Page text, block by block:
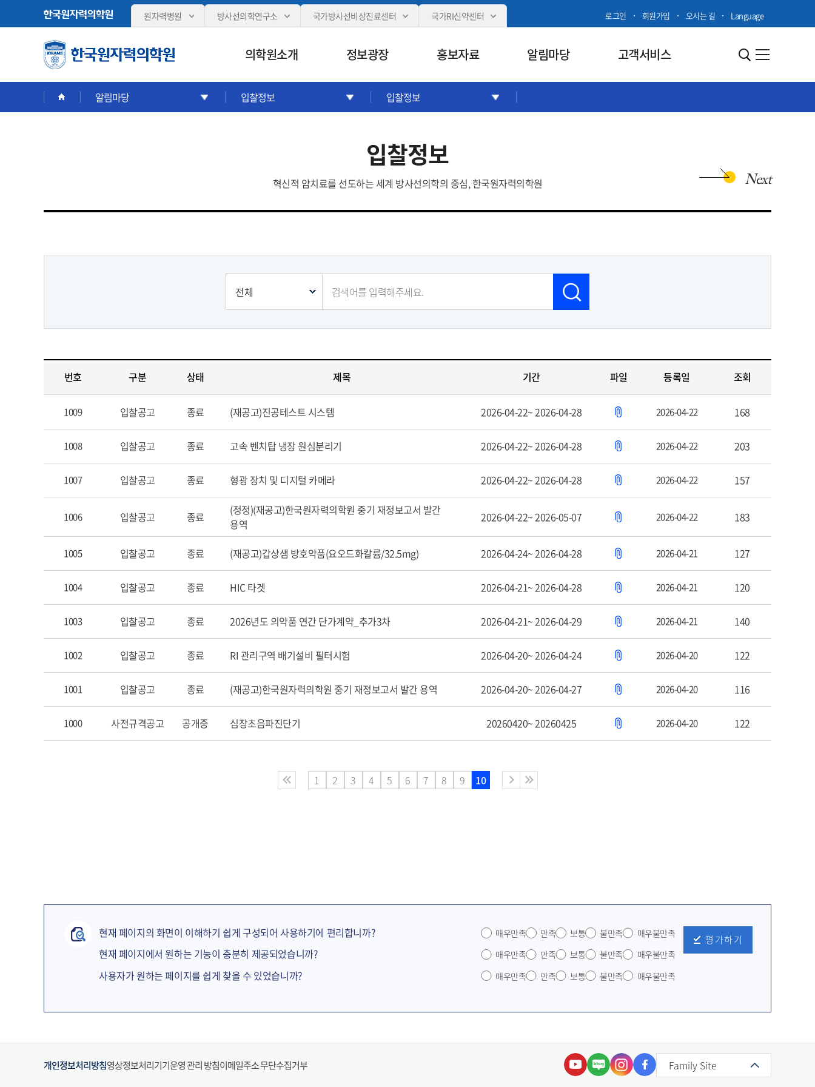
본문으로 가기
주메뉴로 가기
카피라이트로 가기
원자력병원 방사선의학연구소 국가방사선비상진료센터 국가RI신약센터 로그인 회원가입 오시는 길 Language
의학원소개 정보광장 홍보자료 알림마당 고객서비스
알림마당 입찰정보 입찰정보
입찰정보
혁신적 암치료를 선도하는 세계 방사선의학의 중심, 한국원자력의학원 Next
번호 구분 상태 제목 기간 파일 등록일 조회
1009 입찰공고 종료 (재공고)진공테스트 시스템 2026-04-22~2026-04-28 2026-04-22 168
1008 입찰공고 종료 고속 벤치탑 냉장 원심분리기 2026-04-22~2026-04-28 2026-04-22 203
1007 입찰공고 종료 형광 장치 및 디지털 카메라 2026-04-22~2026-04-28 2026-04-22 157
1006 입찰공고 종료
(정정)(재공고)한국원자력의학원 중기 재정보고서 발간
용역
2026-04-22~2026-05-07 2026-04-22 183
1005 입찰공고 종료 (재공고)갑상샘 방호약품(요오드화칼륨/32.5mg) 2026-04-24~2026-04-28 2026-04-21 127
1004 입찰공고 종료 HIC 타겟 2026-04-21~2026-04-28 2026-04-21 120
1003 입찰공고 종료 2026년도 의약품 연간 단가계약_추가3차 2026-04-21~2026-04-29 2026-04-21 140
1002 입찰공고 종료 RI 관리구역 배기설비 필터시험 2026-04-20~2026-04-24 2026-04-20 122
1001 입찰공고 종료 (재공고)한국원자력의학원 중기 재정보고서 발간 용역 2026-04-20~2026-04-27 2026-04-20 116
1000 사전규격공고 공개중 심장초음파진단기 20260420~20260425 2026-04-20 122
1 2 3 4 5 6 7 8 9 10
현재 페이지의 화면이 이해하기 쉽게 구성되어 사용하기에 편리합니까? 매우만족 만족 보통 불만족 매우불만족
현재 페이지에서 원하는 기능이 충분히 제공되었습니까? 매우만족 만족 보통 불만족 매우불만족
사용자가 원하는 페이지를 쉽게 찾을 수 있었습니까? 매우만족 만족 보통 불만족 매우불만족
평가하기
개인정보처리방침영상정보처리기기운영 관리 방침이메일주소 무단수집거부 Family Site